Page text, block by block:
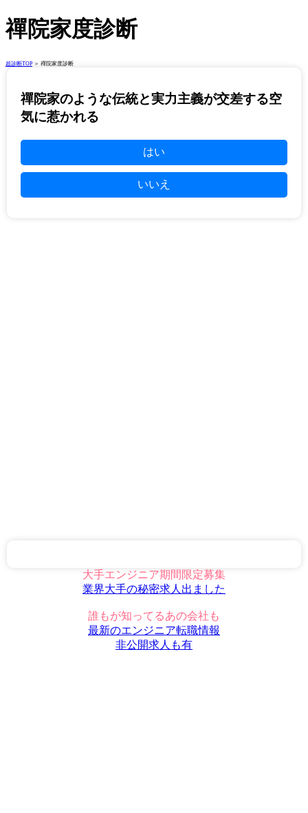
禪院家度診断
超診断TOP ＞ 禪院家度診断
禪院家のような伝統と実力主義が交差する空
気に惹かれる
はい
いいえ
大手エンジニア期間限定募集
業界大手の秘密求人出ました
誰もが知ってるあの会社も
最新のエンジニア転職情報
非公開求人も有